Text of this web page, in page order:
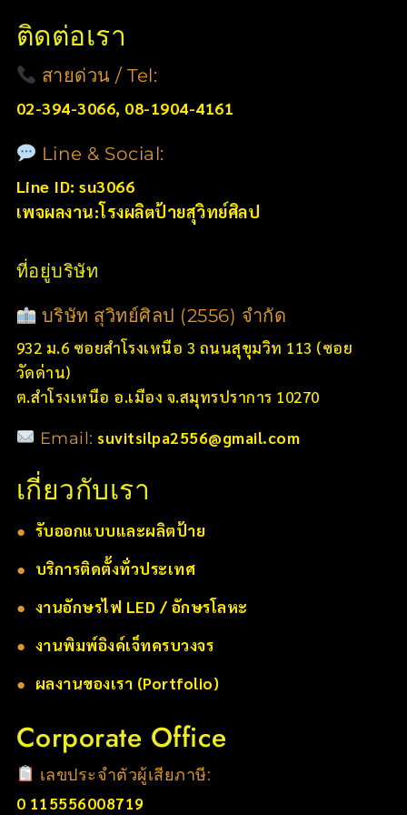
ติดต่อเรา
สายด่วน / Tel:
02-394-3066, 08-1904-4161
Line & Social:
Line ID: su3066
เพจผลงาน:โรงผลิตป้ายสุวิทย์ศิลป
ที่อยู่บริษัท
บริษัท สุวิทย์ศิลป (2556) จำกัด
932 ม.6 ซอยสำโรงเหนือ 3 ถนนสุขุมวิท 113 (ซอย
วัดด่าน)
ต.สำโรงเหนือ อ.เมือง จ.สมุทรปราการ 10270
Email: suvitsilpa2556@gmail.com
เกี่ยวกับเรา
● รับออกแบบและผลิตป้าย
● บริการติดตั้งทั่วประเทศ
● งานอักษรไฟ LED / อักษรโลหะ
● งานพิมพ์อิงค์เจ็ทครบวงจร
● ผลงานของเรา (Portfolio)
Corporate Office
เลขประจำตัวผู้เสียภาษี:
0 115556008719